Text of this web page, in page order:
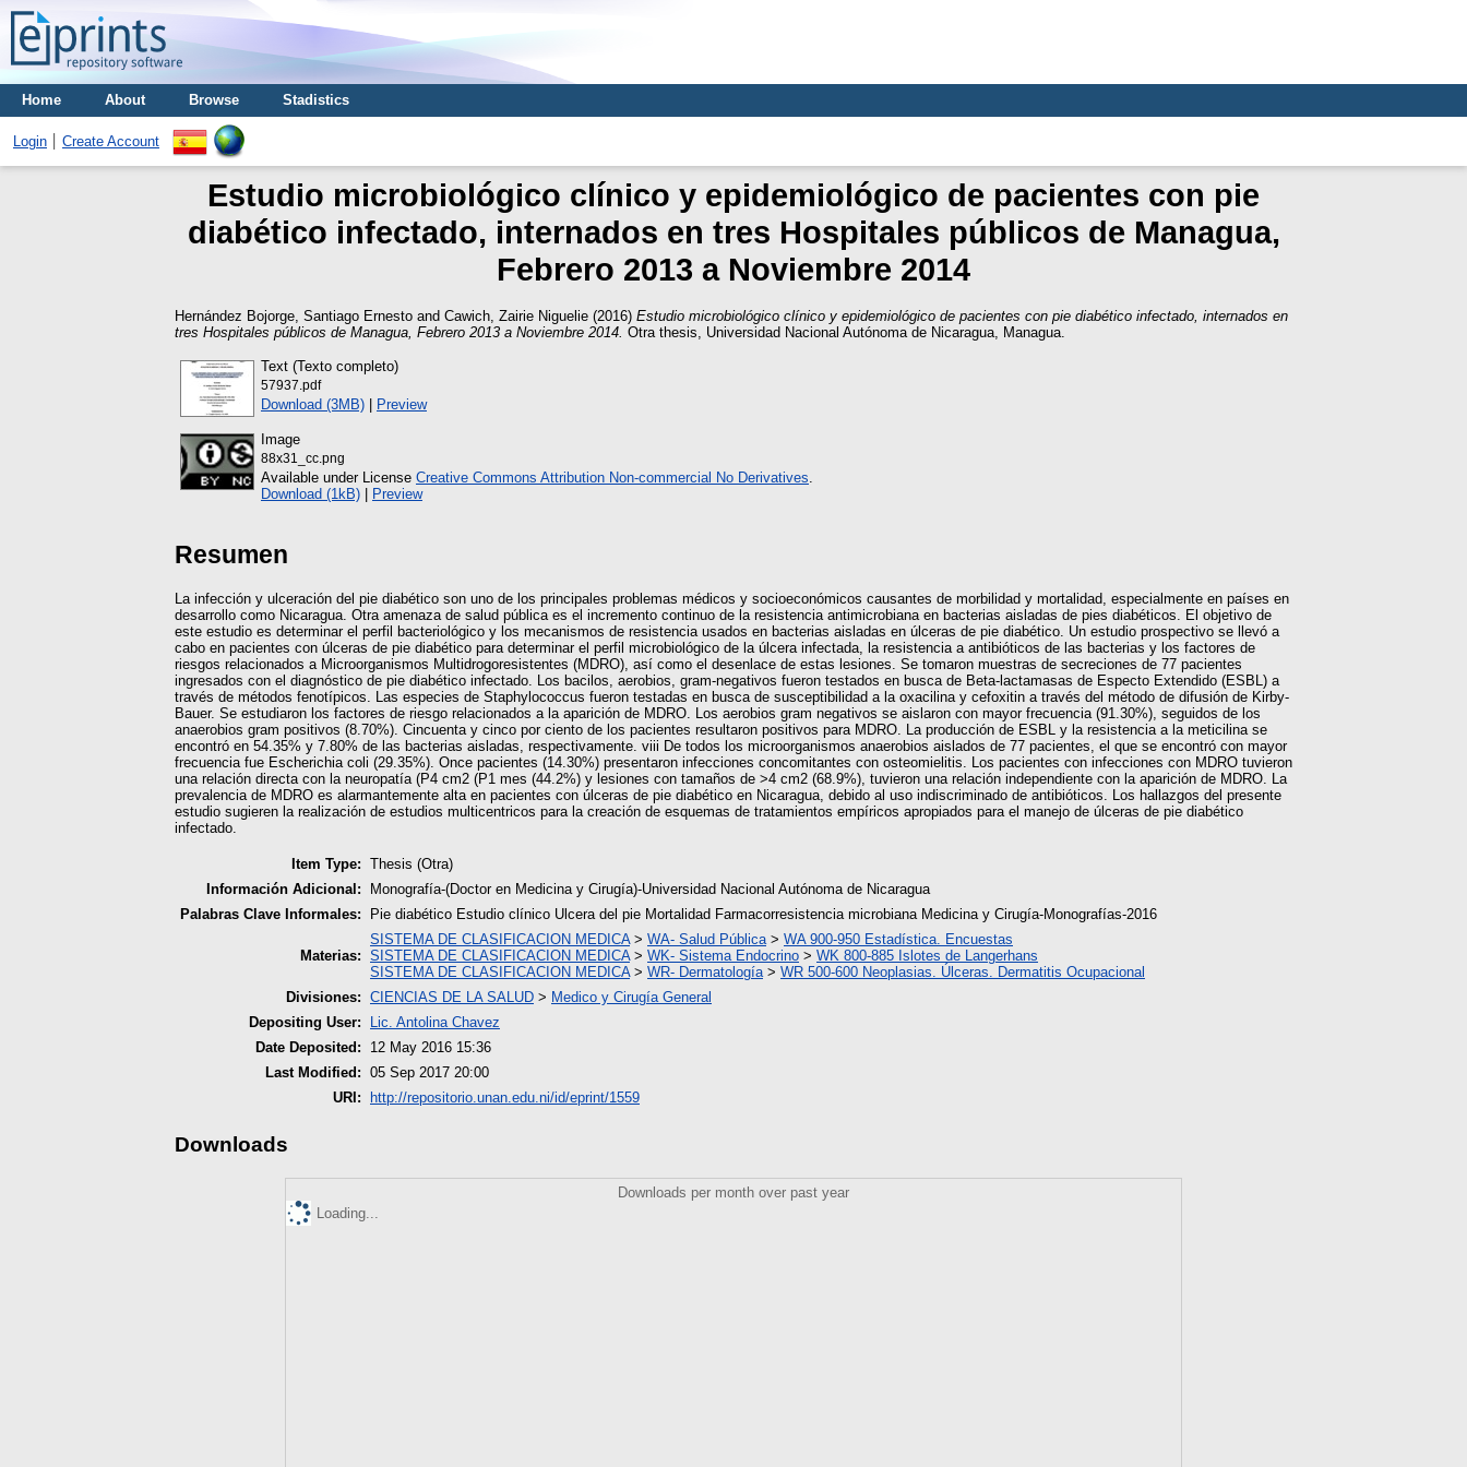
Home About Browse Stadistics
Login Create Account
Estudio microbiológico clínico y epidemiológico de pacientes con pie
diabético infectado, internados en tres Hospitales públicos de Managua,
Febrero 2013 a Noviembre 2014
Hernández Bojorge, Santiago Ernesto and Cawich, Zairie Niguelie (2016) Estudio microbiológico clínico y epidemiológico de pacientes con pie diabético infectado, internados en
tres Hospitales públicos de Managua, Febrero 2013 a Noviembre 2014. Otra thesis, Universidad Nacional Autónoma de Nicaragua, Managua.
Text (Texto completo)
57937.pdf
Download (3MB) | Preview
Image
88x31_cc.png
Available under License Creative Commons Attribution Non-commercial No Derivatives
Download (1kB) | Preview
Resumen
La infección y ulceración del pie diabético son uno de los principales problemas médicos y socioeconómicos causantes de morbilidad y mortalidad, especialmente en países en
desarrollo como Nicaragua. Otra amenaza de salud pública es el incremento continuo de la resistencia antimicrobiana en bacterias aisladas de pies diabéticos. El objetivo de
este estudio es determinar el perfil bacteriológico y los mecanismos de resistencia usados en bacterias aisladas en úlceras de pie diabético. Un estudio prospectivo se llevó a
cabo en pacientes con úlceras de pie diabético para determinar el perfil microbiológico de la úlcera infectada, la resistencia a antibióticos de las bacterias y los factores de
riesgos relacionados a Microorganismos Multidrogoresistentes (MDRO), así como el desenlace de estas lesiones. Se tomaron muestras de secreciones de 77 pacientes
ingresados con el diagnóstico de pie diabético infectado. Los bacilos, aerobios, gram-negativos fueron testados en busca de Beta-lactamasas de Especto Extendido (ESBL) a
través de métodos fenotípicos. Las especies de Staphylococcus fueron testadas en busca de susceptibilidad a la oxacilina y cefoxitin a través del método de difusión de Kirby-
Bauer. Se estudiaron los factores de riesgo relacionados a la aparición de MDRO. Los aerobios gram negativos se aislaron con mayor frecuencia (91.30%), seguidos de los
anaerobios gram positivos (8.70%). Cincuenta y cinco por ciento de los pacientes resultaron positivos para MDRO. La producción de ESBL y la resistencia a la meticilina se
encontró en 54.35% y 7.80% de las bacterias aisladas, respectivamente. viii De todos los microorganismos anaerobios aislados de 77 pacientes, el que se encontró con mayor
frecuencia fue Escherichia coli (29.35%). Once pacientes (14.30%) presentaron infecciones concomitantes con osteomielitis. Los pacientes con infecciones con MDRO tuvieron
una relación directa con la neuropatía (P4 cm2 (P1 mes (44.2%) y lesiones con tamaños de >4 cm2 (68.9%), tuvieron una relación independiente con la aparición de MDRO. La
prevalencia de MDRO es alarmantemente alta en pacientes con úlceras de pie diabético en Nicaragua, debido al uso indiscriminado de antibióticos. Los hallazgos del presente
estudio sugieren la realización de estudios multicentricos para la creación de esquemas de tratamientos empíricos apropiados para el manejo de úlceras de pie diabético
infectado.
Item Type: Thesis (Otra)
Información Adicional:
Monografía-(Doctor en Medicina y Cirugía)-Universidad Nacional Autónoma de Nicaragua
Palabras Clave Informales:
Pie diabético Estudio clínico Ulcera del pie Mortalidad Farmacorresistencia microbiana Medicina y Cirugía-Monografías-2016
Materias:
SISTEMA DE CLASIFICACION MEDICA> WA- Salud Pública > WA 900-950 Estadística. Encuestas
SISTEMA DE CLASIFICACION MEDICA> WK- Sistema Endocrino > WK 800-885 Islotes de Langerhans
SISTEMA DE CLASIFICACION MEDICA> WR- Dermatología > WR 500-600 Neoplasias. Úlceras. Dermatitis Ocupacional
Divisiones: CIENCIAS DE LA SALUD > Medico y Cirugía General
Depositing User:
Lic. Antolina Chavez
Date Deposited:
12 May 2016 15:36
Last Modified: 05 Sep 2017 20:00
URI:
http://repositorio.unan.edu.ni/id/eprint/1559
Downloads
Downloads per month over past year
Loading...